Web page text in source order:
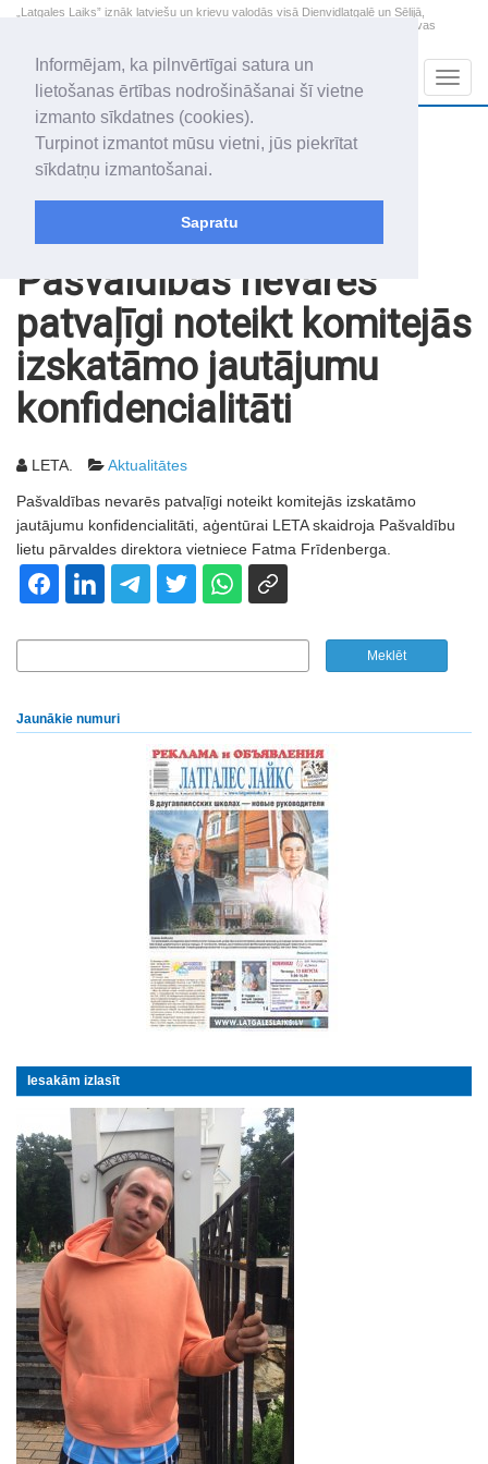
Informējam, ka pilnvērtīgai satura un
lietošanas ērtības nodrošināšanai šī vietne
izmanto sīkdatnes (cookies).
Turpinot izmantot mūsu vietni, jūs piekrītat
sīkdatņu izmantošanai.
Sapratu
„Latgales Laiks” iznāk latviešu un krievu valodās visā Dienvidlatgalē un Sēlijā,
„Latgales Laiks” latviešu valodā aptver Daugavpils valstspilsētu, Augšdaugavas
2026. gada 9. augusts
Svētdiena
Genovefa, Genoveva, Madara
+22.6
Pašvaldības nevarēs
patvaļīgi noteikt komitejās
izskatāmo jautājumu
konfidencialitāti
LETA. Aktualitātes
Pašvaldības nevarēs patvaļīgi noteikt komitejās izskatāmo
jautājumu konfidencialitāti, aģentūrai LETA skaidroja Pašvaldību
lietu pārvaldes direktora vietniece Fatma Frīdenberga.
Jaunākie numuri
Iesakām izlasīt